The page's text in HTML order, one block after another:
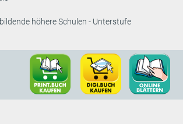
höhere Schulen - Unterstufe